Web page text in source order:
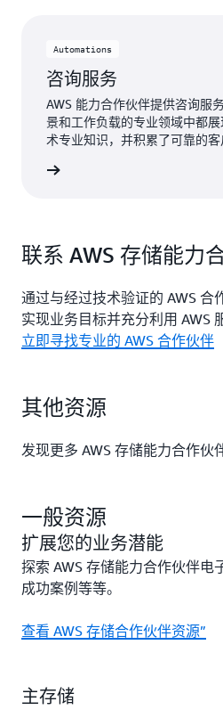
Automations
咨询服务
AWS 能力合作伙伴提供咨询服
景和工作负载的专业领域中都
术专业知识，并积累了可靠的客
联系 AWS 存储能力
通过与经过技术验证的 AWS 合
实现业务目标并充分利用 AWS
立即寻找专业的 AWS 合作伙伴
其他资源
发现更多 AWS 存储能力合作伙
一般资源
扩展您的业务潜能
探索 AWS 存储能力合作伙伴电
成功案例等等。
查看 AWS 存储合作伙伴资源”
主存储